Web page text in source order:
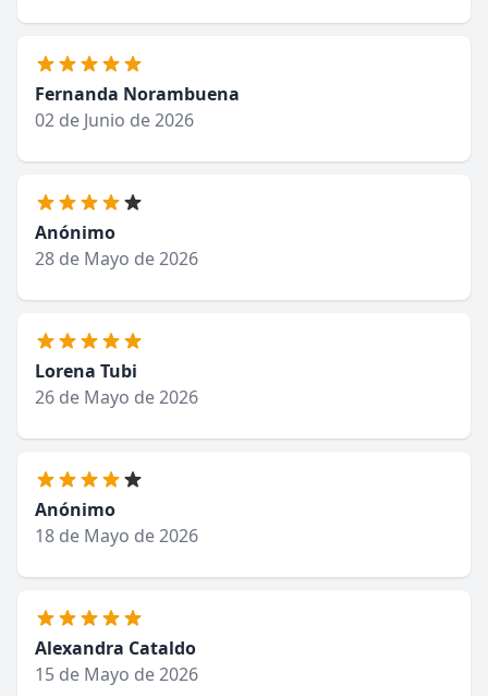
Fernanda Norambuena
02 de Junio de 2026
Anónimo
28 de Mayo de 2026
Lorena Tubi
26 de Mayo de 2026
Anónimo
18 de Mayo de 2026
Alexandra Cataldo
15 de Mayo de 2026